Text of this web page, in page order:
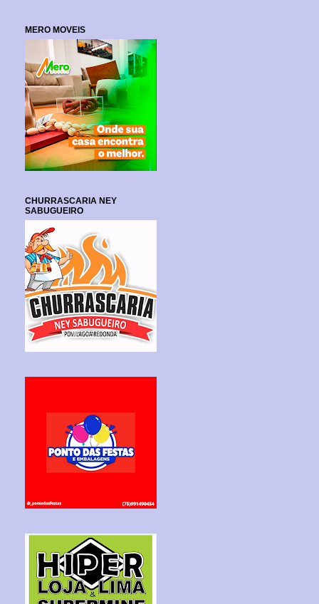
MERO MOVEIS
CHURRASCARIA NEY
SABUGUEIRO